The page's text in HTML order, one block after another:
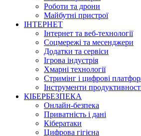
Роботи та дрони
Майбутні пристрої
ІНТЕРНЕТ
Інтернет та веб-технології
Соцмережі та месенджери
Додатки та сервіси
Ігрова індустрія
Хмарні технології
Стримінг і цифрові
Інструменти
КІБЕРБЕЗПЕКА
Онлайн-безпека
Приватність і дані
Кібератаки
Цифрова гігієна